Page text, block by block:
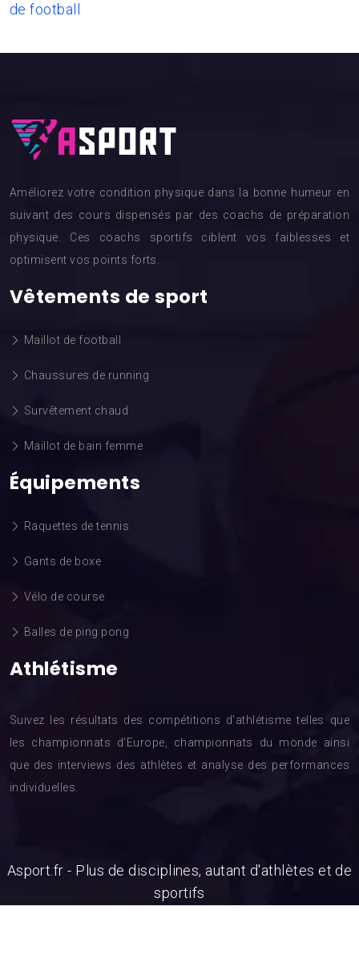
de football
Améliorez votre condition physique dans la bonne humeur en
suivant des cours dispensés par des coachs de préparation
physique. Ces coachs sportifs ciblent vos faiblesses et
optimisent vos points forts.
Vêtements de sport
Maillot de football
Chaussures de running
Survêtement chaud
Maillot de bain femme
Équipements
Raquettes de tennis
Gants de boxe
Vélo de course
Balles de ping pong
Athlétisme
Suivez les résultats des compétitions d’athlétisme telles que
les championnats d’Europe, championnats du monde ainsi
que des interviews des athlètes et analyse des performances
individuelles.
Asport.fr - Plus de disciplines, autant d'athlètes et de
sportifs